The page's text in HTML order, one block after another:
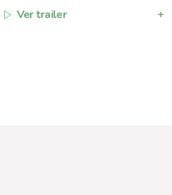
Ver trailer
+